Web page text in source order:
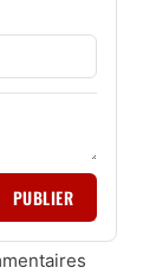
PUBLIER